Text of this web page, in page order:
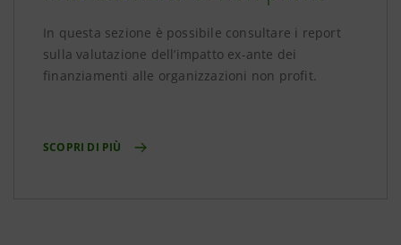
In questa sezione è possibile consultare i report
sulla valutazione dell’impatto ex-ante dei
finanziamenti alle organizzazioni non profit.
SCOPRI DI PIÙ